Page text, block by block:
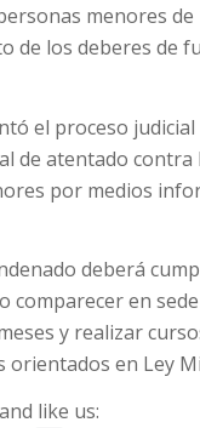
menores
de los deberes de
el proceso judicial
de atentado contra
por medios
deberá
comparecer en
y realizar
orientados en Ley
like us: